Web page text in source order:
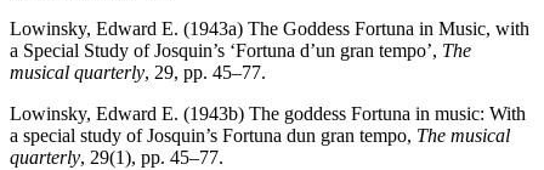
Lowinsky, Edward E. (1943a) The Goddess Fortuna in Music, with
a Special Study of Josquin’s ‘Fortuna d’un gran tempo’, The
musical quarterly, 29, pp. 45–77.
Lowinsky, Edward E. (1943b) The goddess Fortuna in music: With
a special study of Josquin’s Fortuna dun gran tempo, The musical
quarterly, 29(1), pp. 45–77.